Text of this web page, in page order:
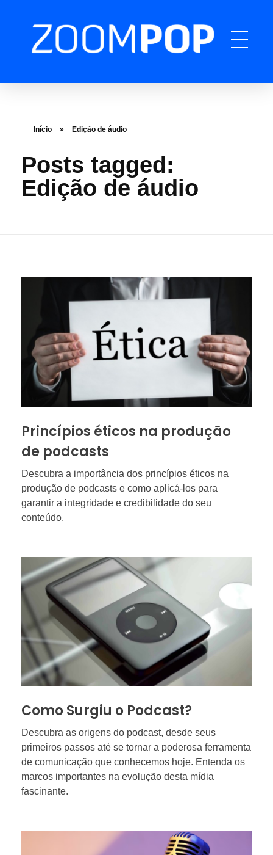
Início » Edição de áudio
Posts tagged:
Edição de áudio
Princípios éticos na produção
de podcasts
Descubra a importância dos princípios éticos na
produção de podcasts e como aplicá-los para
garantir a integridade e credibilidade do seu
conteúdo.
Como Surgiu o Podcast?
Descubra as origens do podcast, desde seus
primeiros passos até se tornar a poderosa ferramenta
de comunicação que conhecemos hoje. Entenda os
marcos importantes na evolução desta mídia
fascinante.